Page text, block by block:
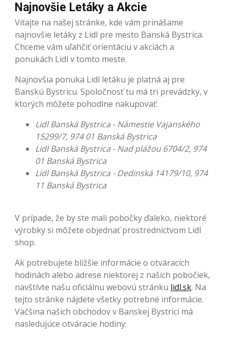
Najnovšie Letáky a Akcie
Vitajte na našej stránke, kde vám prinášame
najnovšie letáky z Lidl pre mesto Banská Bystrica.
Chceme vám uľahčiť orientáciu v akciách a
ponukách Lidl v tomto meste.
Najnovšia ponuka Lidl letáku je platná aj pre
Banskú Bystricu. Spoločnosť tu má tri prevádzky, v
ktorých môžete pohodlne nakupovať:
Lidl Banská Bystrica - Námestie Vajanského
15299/7, 974 01 Banská Bystrica
Lidl Banská Bystrica - Nad plážou 6704/2, 974
01 Banská Bystrica
Lidl Banská Bystrica - Dedinská 14179/10, 974
11 Banská Bystrica
V prípade, že by ste mali pobočky ďaleko, niektoré
výrobky si môžete objednať prostredníctvom Lidl
shop.
Ak potrebujete bližšie informácie o otváracích
hodinách alebo adrese niektorej z našich pobočiek,
navštívte našu oficiálnu webovú stránku lidl.sk. Na
tejto stránke nájdete všetky potrebné informácie.
Väčšina našich obchodov v Banskej Bystrici má
nasledujúce otváracie hodiny: